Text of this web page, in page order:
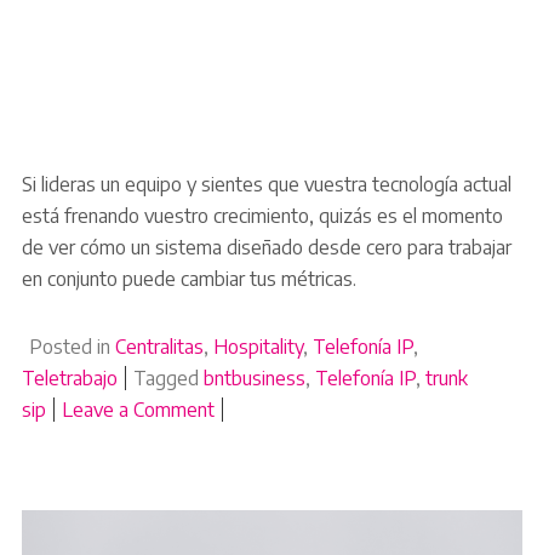
Si lideras un equipo y sientes que vuestra tecnología actual
está frenando vuestro crecimiento, quizás es el momento
de ver cómo un sistema diseñado desde cero para trabajar
en conjunto puede cambiar tus métricas.
Posted in Centralitas, Hospitality, Telefonía IP,
Teletrabajo
Tagged bntbusiness, Telefonía IP, trunk
sip
Leave a Commenton Cómo disparar la productividad de